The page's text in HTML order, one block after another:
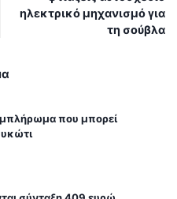
ηλεκτρικό μηχανισμό για
τη σούβλα
που μπορεί